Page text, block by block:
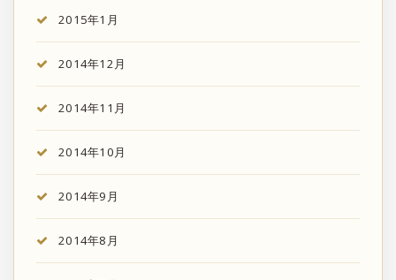
2015年1月
2014年12月
2014年11月
2014年10月
2014年9月
2014年8月